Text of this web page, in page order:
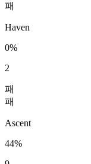
패
Haven
0%
2
패
패
Ascent
44%